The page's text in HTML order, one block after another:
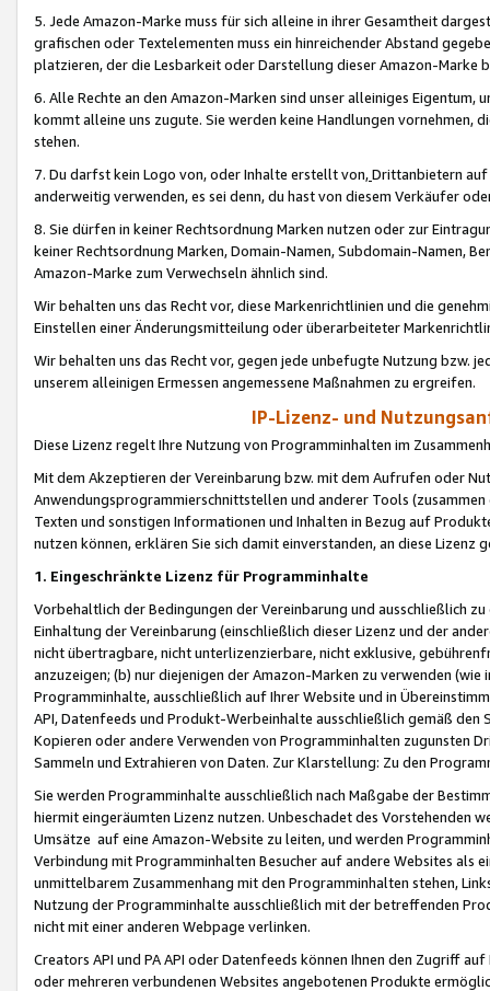
5. Jede Amazon-Marke muss für sich alleine in ihrer Gesamtheit
grafischen oder Textelementen muss ein hinreichender Abstand
platzieren, der die Lesbarkeit oder Darstellung dieser Amazon-Marke
6. Alle Rechte an den Amazon-Marken sind unser alleiniges
kommt alleine uns zugute. Sie werden keine Handlungen vornehmen,
stehen.
7. Du darfst kein Logo von, oder Inhalte erstellt von,Drittanbietern auf
anderweitig verwenden, es sei denn, du hast von diesem Verkäufer
8. Sie dürfen in keiner Rechtsordnung Marken nutzen oder zur
keiner Rechtsordnung Marken, Domain-Namen, Subdomain-Namen,
Amazon-Marke zum Verwechseln ähnlich sind.
Wir behalten uns das Recht vor, diese Markenrichtlinien und die
Einstellen einer Änderungsmitteilung oder überarbeiteter
Wir behalten uns das Recht vor, gegen jede unbefugte Nutzung bzw.
unserem alleinigen Ermessen angemessene Maßnahmen zu ergreifen.
IP-Lizenz- und
Diese Lizenz regelt Ihre Nutzung von Programminhalten im
Mit dem Akzeptieren der Vereinbarung bzw. mit dem Aufrufen oder
Anwendungsprogrammierschnittstellen und anderer Tools (zusammen
Texten und sonstigen Informationen und Inhalten in Bezug auf
nutzen können, erklären Sie sich damit einverstanden, an diese Lizenz
1. Eingeschränkte Lizenz für Programminhalte
Vorbehaltlich der Bedingungen der Vereinbarung und ausschließlich
Einhaltung der Vereinbarung (einschließlich dieser Lizenz und der
nicht übertragbare, nicht unterlizenzierbare, nicht exklusive,
anzuzeigen; (b) nur diejenigen der Amazon-Marken zu verwenden
Programminhalte, ausschließlich auf Ihrer Website und in
API, Datenfeeds und Produkt-Werbeinhalte ausschließlich gemäß
Kopieren oder andere Verwenden von Programminhalten zugunsten
Sammeln und Extrahieren von Daten. Zur Klarstellung: Zu den
Sie werden Programminhalte ausschließlich nach Maßgabe der
hiermit eingeräumten Lizenz nutzen. Unbeschadet des Vorstehenden
Umsätze auf eine Amazon-Website zu leiten, und werden
Verbindung mit Programminhalten Besucher auf andere Websites als
unmittelbarem Zusammenhang mit den Programminhalten stehen,
Nutzung der Programminhalte ausschließlich mit der betreffenden
nicht mit einer anderen Webpage verlinken.
Creators API und PA API oder Datenfeeds können Ihnen den Zugriff
oder mehreren verbundenen Websites angebotenen Produkte